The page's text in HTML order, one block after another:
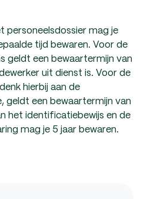
personeelsdossier mag je
tijd bewaren. Voor de
geldt een bewaartermijn van
uit dienst is. Voor de
hierbij aan de
geldt een bewaartermijn van
het identificatiebewijs en de
mag je 5 jaar bewaren.